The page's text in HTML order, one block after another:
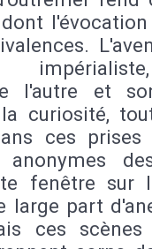
l'autre et
curiosité,
ces prises
fenêtre sur
large part
ces